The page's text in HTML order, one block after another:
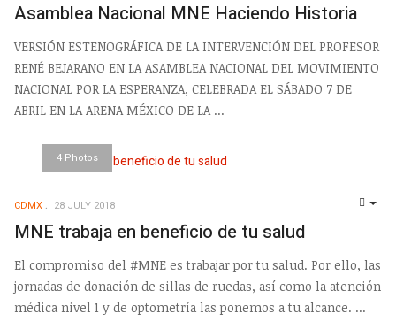
Asamblea Nacional MNE Haciendo Historia
VERSIÓN ESTENOGRÁFICA DE LA INTERVENCIÓN DEL PROFESOR
RENÉ BEJARANO EN LA ASAMBLEA NACIONAL DEL MOVIMIENTO
NACIONAL POR LA ESPERANZA, CELEBRADA EL SÁBADO 7 DE
ABRIL EN LA ARENA MÉXICO DE LA ...
4 Photos
CDMX 28 JULY 2018
MNE trabaja en beneficio de tu salud
El compromiso del #MNE es trabajar por tu salud. Por ello, las
jornadas de donación de sillas de ruedas, así como la atención
médica nivel 1 y de optometría las ponemos a tu alcance. ...